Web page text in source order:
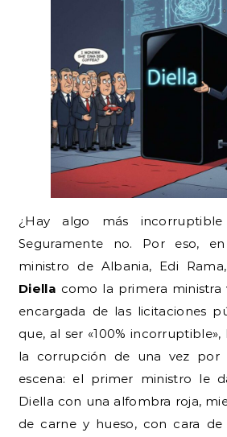
¿Hay algo más
Seguramente no. Por eso,
ministro de Albania, Edi
Diella como la primera
encargada de las licitaciones
que, al ser «100%
la corrupción de una vez por
escena: el primer ministro le
Diella con una alfombra roja,
de carne y hueso, con cara de